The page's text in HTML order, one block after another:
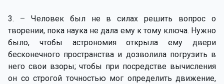
3. – Человек был не в силах решить вопрос о
творении, пока наука не дала ему к тому ключа. Нужно
было, чтобы астрономия открыла ему двери
бесконечного пространства и дозволила погрузить в
него свои взоры; чтобы при посредстве вычисления
он со строгой точностью мог определить движение,